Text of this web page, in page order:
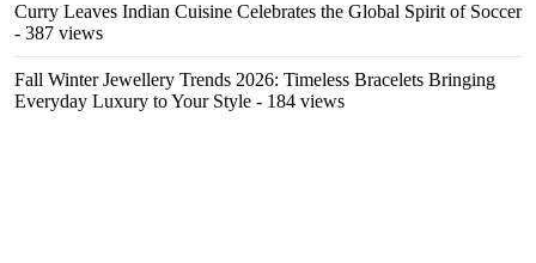
Curry Leaves Indian Cuisine Celebrates the Global Spirit of Soccer
- 387 views
Fall Winter Jewellery Trends 2026: Timeless Bracelets Bringing
Everyday Luxury to Your Style - 184 views